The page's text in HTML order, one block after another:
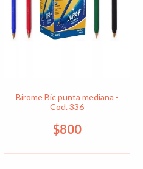
Birome Bic punta mediana -
Cod. 336
$800